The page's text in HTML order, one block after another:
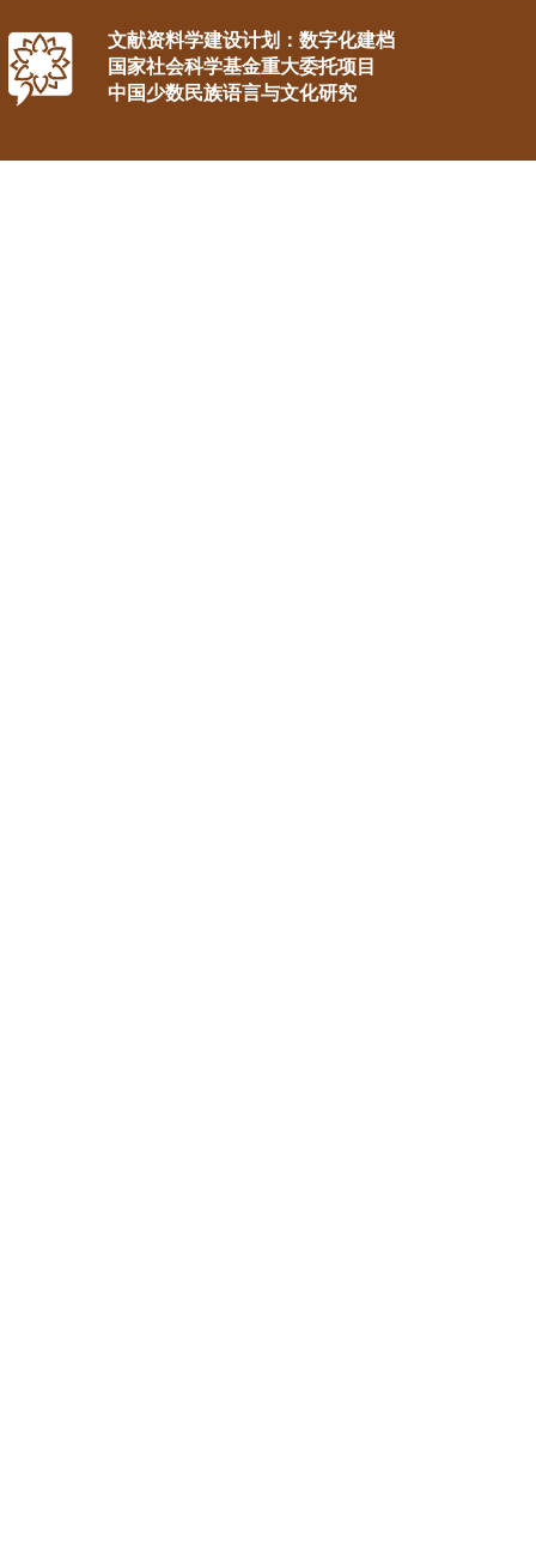
文献资料学建设计划：数字化建档
国家社会科学基金重大委托项目
中国少数民族语言与文化研究